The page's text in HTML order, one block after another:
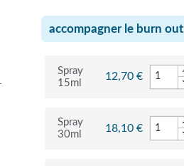
accompagner le burn out
Spray
15ml
12,70 €
Spray
30ml
18,10 €